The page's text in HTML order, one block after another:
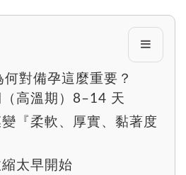
對備孕這麼重要？
高溫期）8–14 天
『柔軟、厚實、黏著度
太早開始